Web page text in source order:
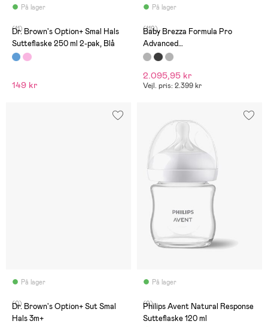
På lager
(11)
Dr. Brown's Option+ Smal Hals
Sutteflaske 250 ml 2-pak, Blå
149 kr
På lager
(119)
Baby Brezza Formula Pro
Advanced
Modermælkserstatnings- og
2.095,95 kr
Vejl. pris: 2.399 kr
På lager
(0)
Dr. Brown's Option+ Sut Smal
Hals 3m+
På lager
(9)
Philips Avent Natural Response
Sutteflaske 120 ml